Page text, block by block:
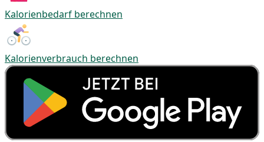
Kalorienbedarf berechnen
Kalorienverbrauch berechnen